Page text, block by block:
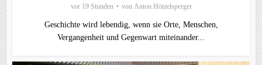
vor 19 Stunden von Anton Hötzelsperger
Geschichte wird lebendig, wenn sie Orte, Menschen,
Vergangenheit und Gegenwart miteinander...